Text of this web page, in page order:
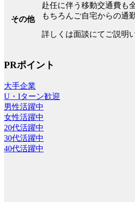
その他
赴任に伴う移動交通費も
もちろんご自宅からの通
詳しくは面談にてご説明
PRポイント
大手企業
U・Iターン歓迎
男性活躍中
女性活躍中
20代活躍中
30代活躍中
40代活躍中